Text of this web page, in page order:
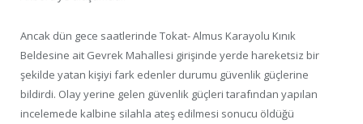
Ancak dün gece saatlerinde Tokat- Almus Karayolu Kınık
Beldesine ait Gevrek Mahallesi girişinde yerde hareketsiz bir
şekilde yatan kişiyi fark edenler durumu güvenlik güçlerine
bildirdi. Olay yerine gelen güvenlik güçleri tarafından yapılan
incelemede kalbine silahla ateş edilmesi sonucu öldüğü